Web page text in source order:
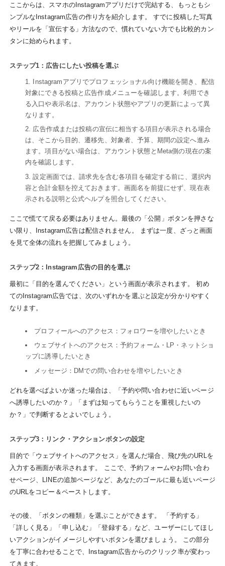
ここからは、スマホのInstagramアプリだけで完結する、もっともシ
ンプルなInstagram広告の作り方を紹介します。 すでに投稿した写真
やリールを「宣伝する」方法なので、慣れていない方でも比較的カン
タンに始められます。
ステップ1：広告にしたい投稿を選ぶ
Instagramアプリでプロフェッショナル向け機能を開き、配信
対象にできる投稿と広告作成メニューを確認します。利用でき
る入口や表示名は、アカウント状態やアプリの更新によって異
なります。
広告作成または投稿の宣伝に相当する項目が表示される場合
は、そこから目的、遷移先、対象者、予算、期間の設定へ進み
ます。項目がない場合は、アカウント状態とMeta側の現在の案
内を確認します。
設定画面では、請求先を含む各項目を確定する前に、選択内
容と合計金額を控えておきます。画面名を前提にせず、現在表
示される説明と公式ヘルプを照合してください。
ここで慌てて戻る必要はありません。最後の「公開」ボタンを押さな
い限り、Instagram広告は配信されません。 まずは一度、ざっと画面
を見て全体の流れを把握してみましょう。
ステップ2：Instagram広告の目的を選ぶ
最初に「目的を選んでください」という画面が表示されます。 初め
てのInstagram広告では、次のいずれかを選ぶと設定が分かりやすく
なります。
プロフィールへのアクセス：フォロワーを増やしたいとき
ウェブサイトへのアクセス：予約フォーム・LP・ネットショ
ップに誘導したいとき
メッセージ：DMでの問い合わせを増やしたいとき
どれを選べばよいか迷った場合は、「予約や問い合わせに近いページ
へ誘導したいのか？」「まずは知ってもらうことを重視したいの
か？」で判断するとよいでしょう。
ステップ3：リンク・アクションボタンの設定
目的で「ウェブサイトへのアクセス」を選んだ場合、飛び先のURLを
入力する画面が表示されます。 ここで、予約フォームやお問い合わ
せページ、LINEの追加ページなど、あなたのゴールに最も近いページ
のURLをコピー＆ペーストします。
その後、「ボタンの種類」を選ぶことができます。 「予約する」
「詳しく見る」「申し込む」「登録する」など、ユーザーにしてほし
いアクションがイメージしやすいボタンを選びましょう。 この部分
を丁寧に合わせることで、Instagram広告からのクリック率が変わっ
てきます。